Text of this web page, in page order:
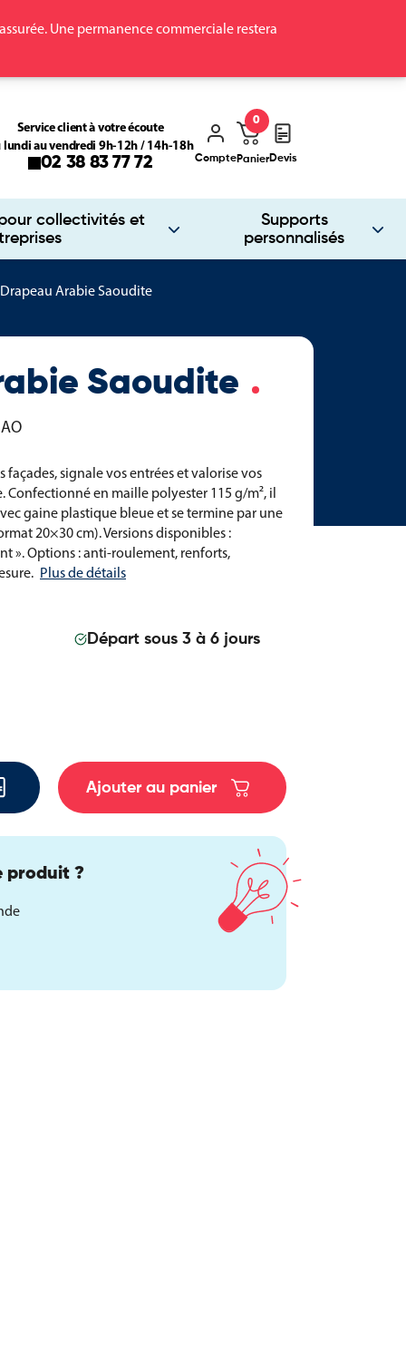
Une permanence commerciale restera
collectivités et
Supports
personnalisés
Service client à votre écoute
lundi au vendredi 9h-12h / 14h-18h
02 38 83 77 72 ComptePanier
0
Devis
Drapeau Arabie Saoudite
Saoudite
signale vos entrées et valorise vos
Confectionné en maille polyester 115 g/m², il
gaine plastique bleue et se termine par une
20×30 cm). Versions disponibles :
». Options : anti-roulement, renforts,
Plus de détails
Départ sous 3 à 6 jours
Ajouter au panier
produit ?